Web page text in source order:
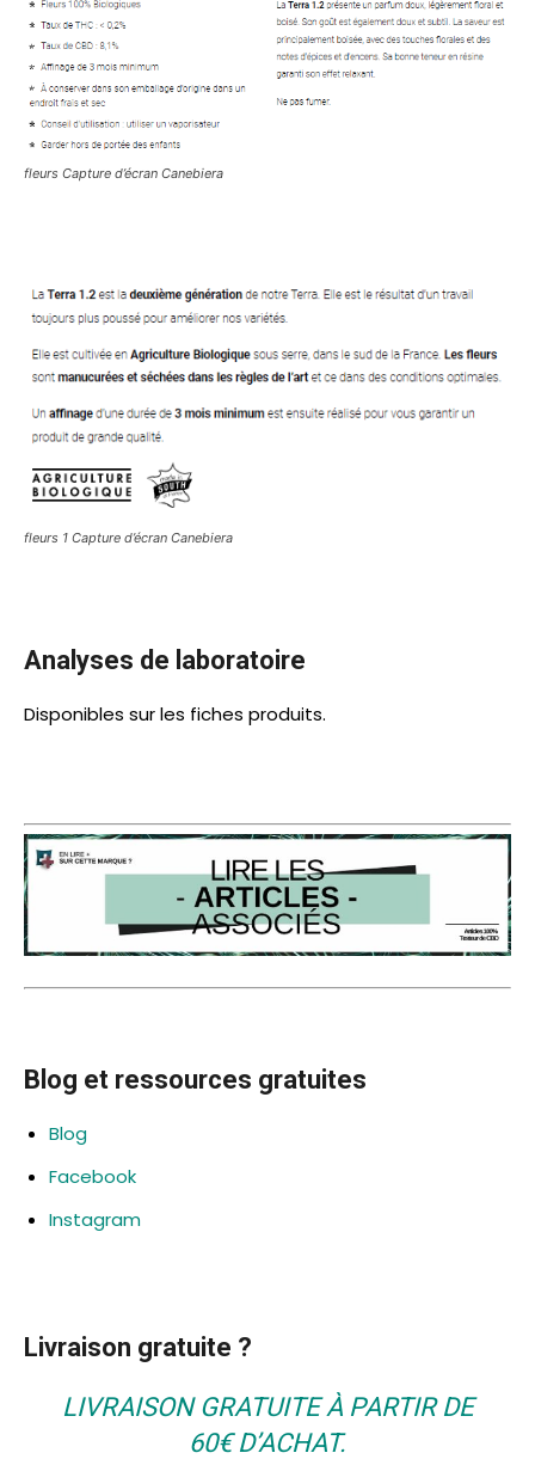
fleurs Capture d’écran Canebiera
fleurs 1 Capture d’écran Canebiera
Analyses de laboratoire
Disponibles sur les fiches produits.
Blog et ressources gratuites
Blog
Facebook
Instagram
Livraison gratuite ?
LIVRAISON GRATUITE À PARTIR DE
60€ D’ACHAT.